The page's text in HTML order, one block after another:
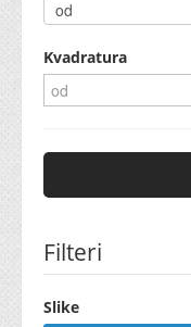
Kvadratura
Filteri
Slike